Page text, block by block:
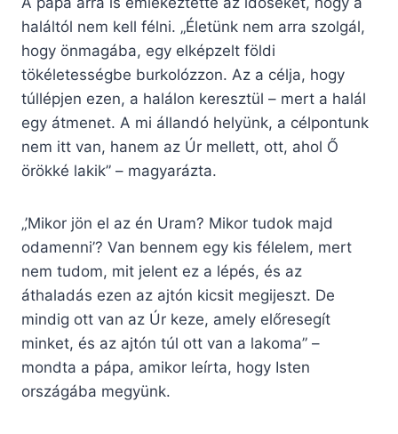
haláltól nem kell félni. „Életünk nem arra szolgál,
hogy önmagába, egy elképzelt földi
tökéletességbe burkolózzon. Az a célja, hogy
túllépjen ezen, a halálon keresztül – mert a halál
egy átmenet. A mi állandó helyünk, a célpontunk
nem itt van, hanem az Úr mellett, ott, ahol Ő
örökké lakik” – magyarázta.
„’Mikor jön el az én Uram? Mikor tudok majd
odamenni’? Van bennem egy kis félelem, mert
nem tudom, mit jelent ez a lépés, és az
áthaladás ezen az ajtón kicsit megijeszt. De
mindig ott van az Úr keze, amely előresegít
minket, és az ajtón túl ott van a lakoma” –
mondta a pápa, amikor leírta, hogy Isten
országába megyünk.